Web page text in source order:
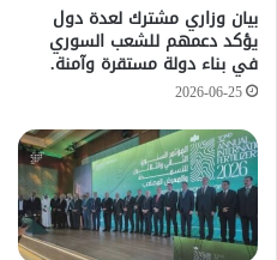
بيان وزاري مشترك لعدة دول
يؤكد دعمهم للشعب السوري
في بناء دولة مستقرة وآمنة.
2026-06-25